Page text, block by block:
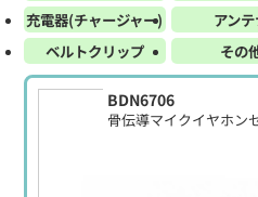
充電器(チャージャー)
アン
ベルトクリップ
その
BDN6706
骨伝導マイクイヤホン